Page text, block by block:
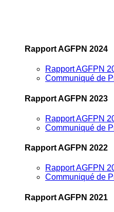
Rapport AGFPN 2024
Rapport AGFPN
Communiqué de
Rapport AGFPN 2023
Rapport AGFPN
Communiqué de
Rapport AGFPN 2022
Rapport AGFPN
Communiqué de
Rapport AGFPN 2021